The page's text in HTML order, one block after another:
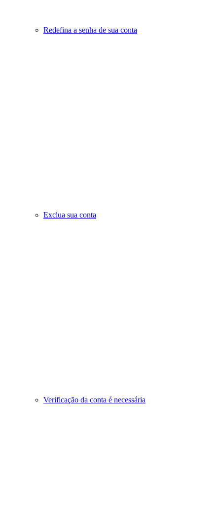
Redefina a senha de sua conta
Exclua sua conta
Verificação da conta é necessária